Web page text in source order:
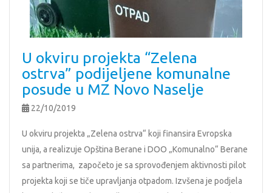
U okviru projekta “Zelena
ostrva” podijeljene komunalne
posude u MZ Novo Naselje
22/10/2019
U okviru projekta „Zelena ostrva“ koji finansira Evropska
unija, a realizuje Opština Berane i DOO „Komunalno“ Berane
sa partnerima, započeto je sa sprovođenjem aktivnosti pilot
projekta koji se tiče upravljanja otpadom. Izvšena je podjela